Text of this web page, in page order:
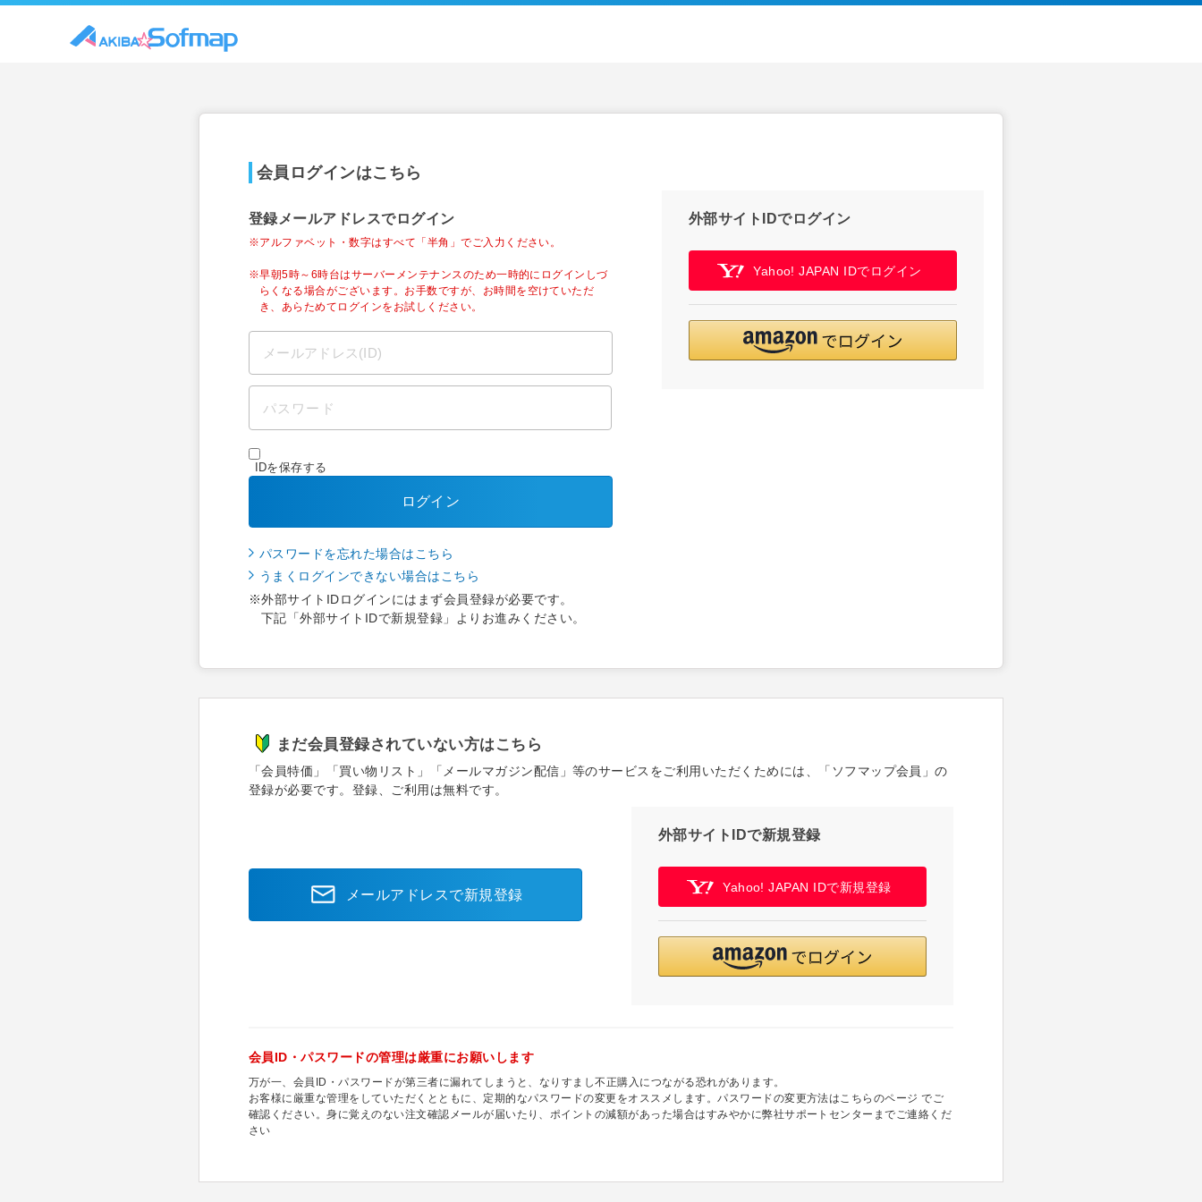
会員ログインはこちら
登録メールアドレスでログイン
※アルファベット・数字はすべて「半角」でご入力ください。
※早朝5時～6時台はサーバーメンテナンスのため一時的にログインしづ
らくなる場合がございます。お手数ですが、お時間を空けていただ
き、あらためてログインをお試しください。
IDを保存する
ログイン
パスワードを忘れた場合はこちら
うまくログインできない場合はこちら
※外部サイトIDログインにはまず会員登録が必要です。
下記「外部サイトIDで新規登録」よりお進みください。
外部サイトIDでログイン
Yahoo! JAPAN IDでログイン
まだ会員登録されていない方はこちら
「会員特価」「買い物リスト」「メールマガジン配信」等のサービスをご利用いただくためには、「ソフマップ会員」の
登録が必要です。登録、ご利用は無料です。
メールアドレスで新規登録
外部サイトIDで新規登録
Yahoo! JAPAN IDで新規登録
会員ID・パスワードの管理は厳重にお願いします
万が一、会員ID・パスワードが第三者に漏れてしまうと、なりすまし不正購入につながる恐れがあります。
お客様に厳重な管理をしていただくとともに、定期的なパスワードの変更をオススメします。パスワードの変更方法はこちらのページ でご
確認ください。身に覚えのない注文確認メールが届いたり、ポイントの減額があった場合はすみやかに弊社サポートセンターまでご連絡くだ
さい